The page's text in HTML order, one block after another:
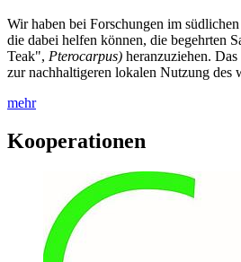
Wir haben bei Forschungen im
die dabei helfen können, die begehrten
Teak", Pterocarpus) heranzuziehen.
zur nachhaltigeren lokalen Nutzung des
mehr
Kooperationen